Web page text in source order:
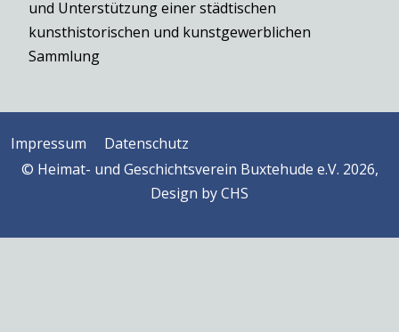
und Unterstützung einer städtischen
kunsthistorischen und kunstgewerblichen
Sammlung
Impressum
Datenschutz
© Heimat- und Geschichtsverein Buxtehude e.V. 2026,
Design byCHS